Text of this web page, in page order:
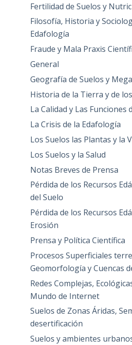
Fertilidad de Suelos y
Filosofía, Historia y
Edafología
Fraude y Mala Praxis
General
Geografía de Suelos y
Historia de la Tierra y de
La Calidad y Las Funciones
La Crisis de la Edafología
Los Suelos las Plantas y la
Los Suelos y la Salud
Notas Breves de Prensa
Pérdida de los Recursos
del Suelo
Pérdida de los Recursos
Erosión
Prensa y Política Científica
Procesos Superficiales
Geomorfología y Cuencas
Redes Complejas,
Mundo de Internet
Suelos de Zonas Áridas,
desertificación
Suelos y ambientes